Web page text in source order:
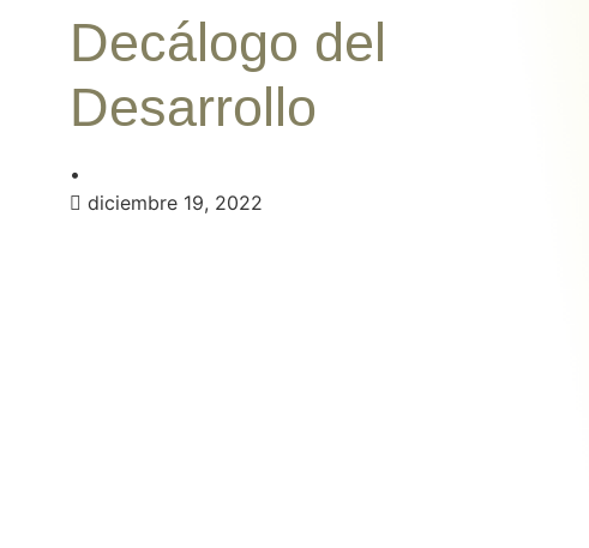
Decálogo del
Desarrollo
•
diciembre 19, 2022